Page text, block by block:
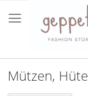
zum
Inhalt
Mützen, Hüte